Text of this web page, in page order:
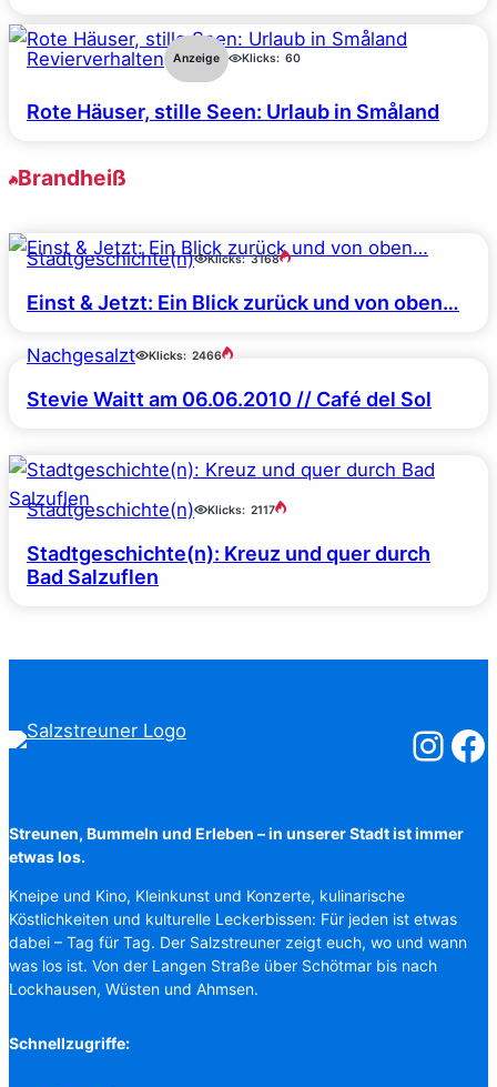
Revierverhalten Anzeige Klicks: 60
Rote Häuser, stille Seen: Urlaub in Småland
Brandheiß
Stadtgeschichte(n) Klicks: 3168
Einst & Jetzt: Ein Blick zurück und von oben…
Nachgesalzt Klicks: 2466
Stevie Waitt am 06.06.2010 // Café del Sol
Stadtgeschichte(n) Klicks: 2117
Stadtgeschichte(n): Kreuz und quer durch
Bad Salzuflen
Streunen, Bummeln und Erleben – in unserer Stadt ist immer
etwas los.
Kneipe und Kino, Kleinkunst und Konzerte, kulinarische
Köstlichkeiten und kulturelle Leckerbissen: Für jeden ist etwas
dabei – Tag für Tag. Der Salzstreuner zeigt euch, wo und wann
was los ist. Von der Langen Straße über Schötmar bis nach
Lockhausen, Wüsten und Ahmsen.
Schnellzugriffe: